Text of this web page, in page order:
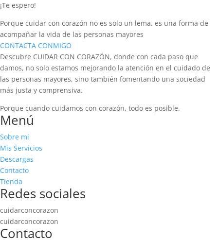
¡Te espero!
Porque cuidar con corazón no es solo un lema, es una forma de
acompañar la vida de las personas mayores
CONTACTA CONMIGO
Descubre CUIDAR CON CORAZÓN, donde con cada paso que
damos, no solo estamos mejorando la atención en el cuidado de
las personas mayores, sino también fomentando una sociedad
más justa y comprensiva.
Porque cuando cuidamos con corazón, todo es posible.
Menú
Sobre mi
Mis Servicios
Descargas
Contacto
Tienda
Redes sociales
cuidarconcorazon
cuidarconcorazon
Contacto